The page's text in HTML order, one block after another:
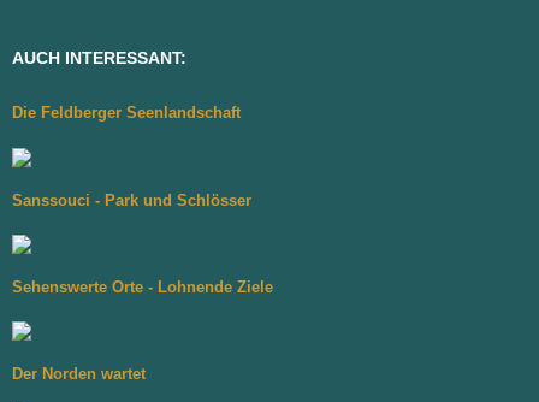
AUCH INTERESSANT:
Die Feldberger Seenlandschaft
Sanssouci - Park und Schlösser
Sehenswerte Orte - Lohnende Ziele
Der Norden wartet